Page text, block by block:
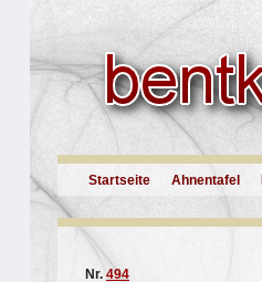
Startseite Ahnentafel
Nr. 494